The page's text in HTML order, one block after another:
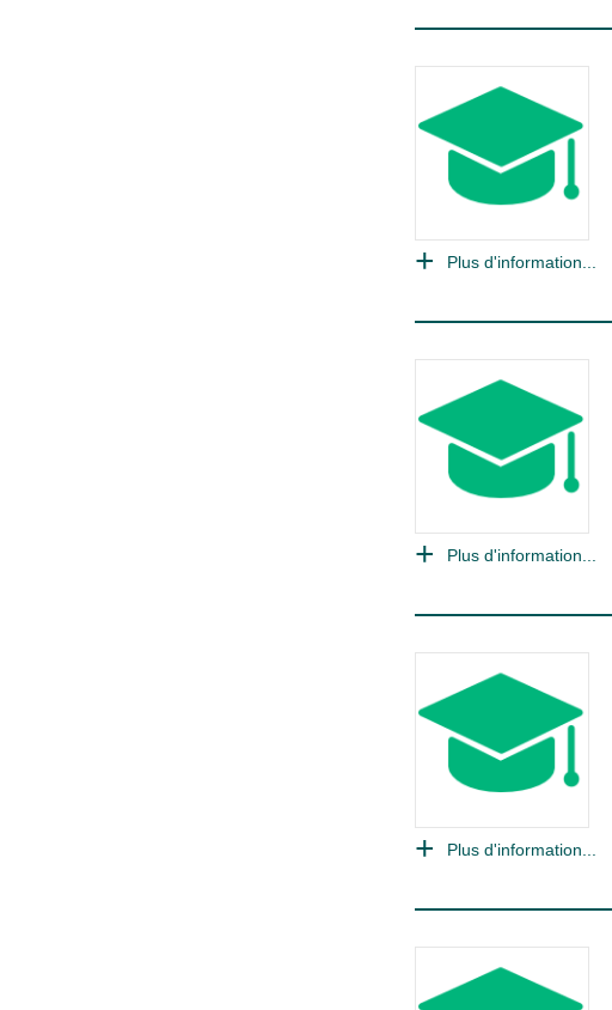
Plus d'information...
Plus d'information...
Plus d'information...